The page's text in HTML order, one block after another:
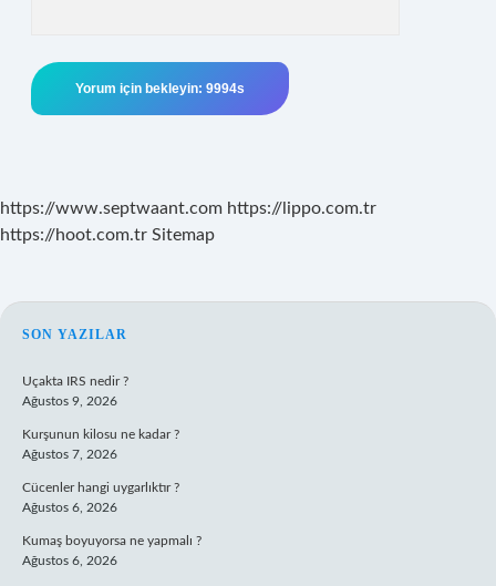
https://www.septwaant.com https://lippo.com.tr
https://hoot.com.tr Sitemap
SIDEBAR
SON YAZILAR
Uçakta IRS nedir ?
Ağustos 9, 2026
Kurşunun kilosu ne kadar ?
Ağustos 7, 2026
Cücenler hangi uygarlıktır ?
Ağustos 6, 2026
Kumaş boyuyorsa ne yapmalı ?
Ağustos 6, 2026